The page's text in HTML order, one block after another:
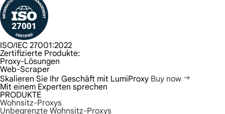
ISO/IEC 27001:2022
Zertifizierte Produkte:
Proxy-Lösungen
Web-Scraper
Skalieren Sie Ihr Geschäft mit LumiProxy Buy now
Mit einem Experten sprechen
PRODUKTE
Wohnsitz-Proxys
Unbegrenzte Wohnsitz-Proxys